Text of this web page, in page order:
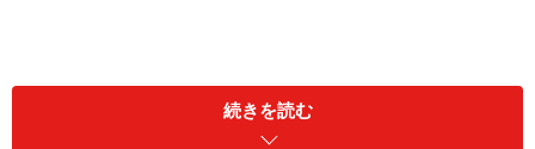
全国のクマによる人的被害は一定ではなく、年度によっ
て大きく増減する。2020年に過去最悪の158名の被害者
続きを読む